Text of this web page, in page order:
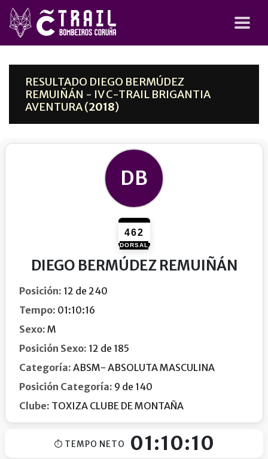
RESULTADO DIEGO BERMÚDEZ
REMUIÑÁN - IV C-TRAIL BRIGANTIA
AVENTURA (2018)
DB
462
DORSAL
DIEGO BERMÚDEZ REMUIÑÁN
Posición: 12 de 240
Tempo: 01:10:16
Sexo: M
Posición Sexo: 12 de 185
Categoría: ABSM- ABSOLUTA MASCULINA
Posición Categoría: 9 de 140
Clube: TOXIZA CLUBE DE MONTAÑA
⏱ TEMPO NETO 01:10:10